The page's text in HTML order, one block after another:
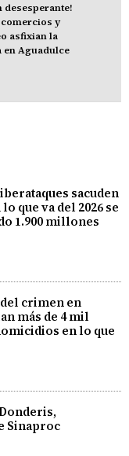
desesperante!
y
asfixian la
en Aguadulce
sacuden
que va del 2026 se
1.900 millones
crimen en
más de 4 mil
en lo que
Sinaproc